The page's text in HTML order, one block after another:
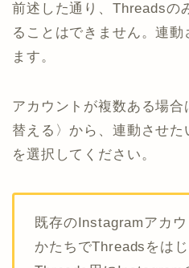
前述した通り、Threadsの
ることはできません。連
ます。
アカウントが複数ある場合
替える〉から、連動させ
を選択してください。
既存のInstagramアカ
かたちでThreadsをは